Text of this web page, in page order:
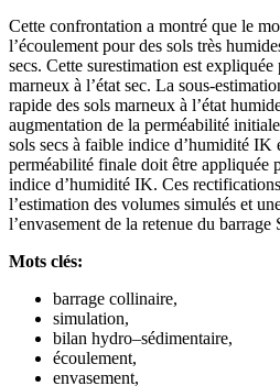
Cette confrontation a montré que le
l’écoulement pour des sols très
secs. Cette surestimation est
marneux à l’état sec. La sous-
rapide des sols marneux à l’état
augmentation de la perméabilité
sols secs à faible indice d’humidité IK
perméabilité finale doit être appliquée
indice d’humidité IK. Ces
l’estimation des volumes simulés et
l’envasement de la retenue du barrage
Mots clés:
barrage collinaire,
simulation,
bilan hydro–sédimentaire,
écoulement,
envasement,